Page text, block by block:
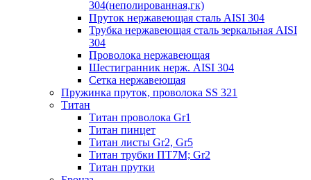
304(неполированная,гк)
Пруток нержавеющая сталь AISI 304
Трубка нержавеющая сталь зеркальная AISI
304
Проволока нержавеющая
Шестигранник нерж. AISI 304
Сетка нержавеющая
Пружинка пруток, проволока SS 321
Титан
Титан проволока Gr1
Титан пинцет
Титан листы Gr2, Gr5
Титан трубки ПТ7М; Gr2
Титан прутки